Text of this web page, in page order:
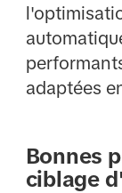
adaptées
Bonnes
ciblage